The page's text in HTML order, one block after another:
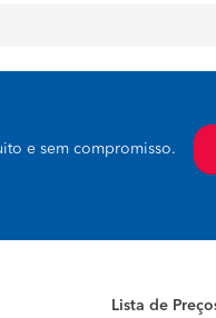
e sem compromisso.
Lista de